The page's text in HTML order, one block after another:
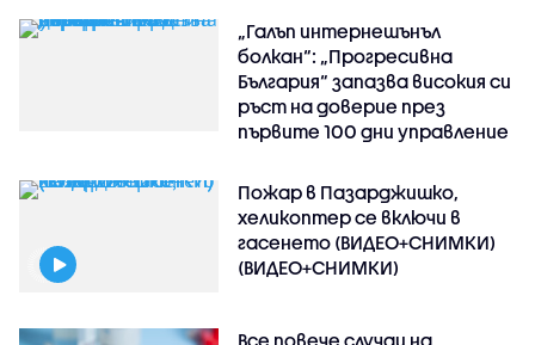
„Галъп интернешънъл
болкан“: „Прогресивна
България“ запазва високия си
ръст на доверие през
първите 100 дни управление
Пожар в Пазарджишко,
хеликоптер се включи в
гасенето (ВИДЕО+СНИМКИ)
(ВИДЕО+СНИМКИ)
Все повече случаи на